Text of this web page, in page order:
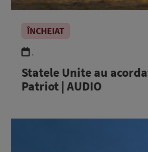
ÎNCHEIAT
.
Statele Unite au
Patriot | AUDIO